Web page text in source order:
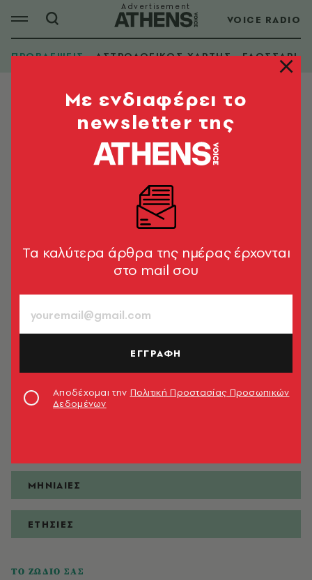
VOICE RADIO
ΠΡΟΒΛΕΨΕΙΣ ΑΣΤΡΟΛΟΓΙΚΟΣ ΧΑΡΤΗΣ ΓΛΩΣΣΑΡΙ
ΠΡΟΒΛΕΨΕΙΣ
ΗΜΕΡΗΣΙΕΣ
ΜΗΝΙΑΙΕΣ
ΕΤΗΣΙΕΣ
ΤΟ ΖΩΔΙΟ ΣΑΣ
Mε ενδιαφέρει το
newsletter της
Tα καλύτερα άρθρα της ημέρας έρχονται
στο mail σου
ΕΓΓΡΑΦΗ
Αποδέχομαι την Πολιτική Προστασίας Προσωπικών
Δεδομένων